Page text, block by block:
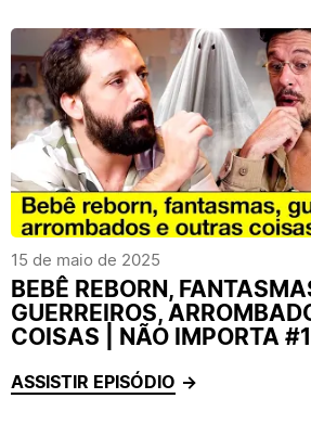
15 de maio de 2025
BEBÊ REBORN,
GUERREIROS,
COISAS | NÃO IMPORTA
ASSISTIR EPISÓDIO